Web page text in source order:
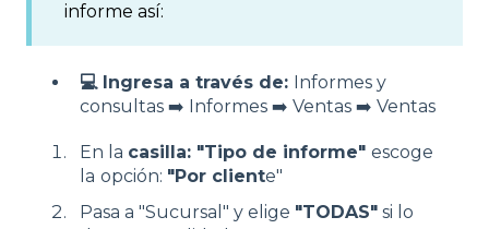
informe así:
💻 Ingresa a través de: Informes y
consultas ➡️ Informes ➡️ Ventas ➡️ Ventas
En la casilla: "Tipo de informe" escoge
la opción: "Por cliente"
Pasa a "Sucursal" y elige "TODAS" si lo